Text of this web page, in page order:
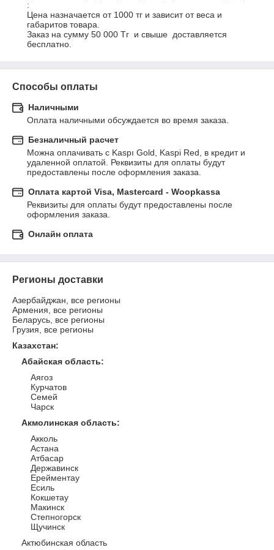
:
Цена назначается от 1000 тг и зависит от веса и
габаритов товара.
Заказ на сумму 50 000 Тг  и свыше  доставляется
бесплатно.
Способы оплаты
Наличными
Оплата наличными обсуждается во время заказа.
Безналичный расчет
Можна оплачивать с Kaspı Gold, Kaspi Red, в кредит и
удаленной оплатой. Реквизиты для оплаты будут
предоставлены после оформления заказа.
Оплата картой Visa, Mastercard - Woopkassa
Реквизиты для оплаты будут предоставлены после
оформления заказа.
Онлайн оплата
Регионы доставки
Азербайджан, все регионы
Армения, все регионы
Беларусь, все регионы
Грузия, все регионы
Казахстан:
Абайская область:
Аягоз
Курчатов
Семей
Чарск
Акмолинская область:
Акколь
Астана
Атбасар
Державинск
Ерейментау
Есиль
Кокшетау
Макинск
Степногорск
Щучинск
Актюбинская область